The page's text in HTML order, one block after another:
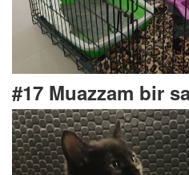
#17 Muazzam bir